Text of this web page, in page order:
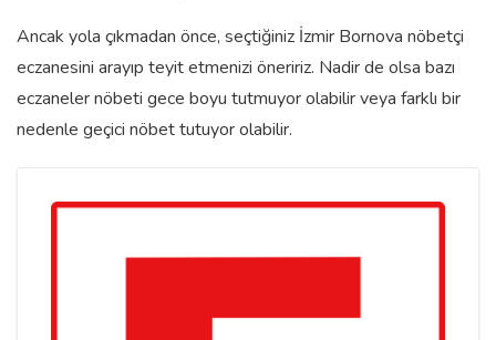
Ancak yola çıkmadan önce, seçtiğiniz İzmir Bornova nöbetçi
eczanesini arayıp teyit etmenizi öneririz. Nadir de olsa bazı
eczaneler nöbeti gece boyu tutmuyor olabilir veya farklı bir
nedenle geçici nöbet tutuyor olabilir.